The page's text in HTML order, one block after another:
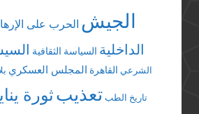
الجيش الحرب على
الداخلية السياسة الثقافية
الشرعي القاهرة المجلس العسكري
تاريخ الطب تعذيبثورة